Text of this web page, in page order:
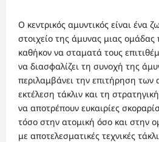
Ο κεντρικός αμυντικός είναι ένα
στοιχείο της άμυνας μιας
καθήκον να σταματά τους
να διασφαλίζει τη συνοχή της
περιλαμβάνει την επιτήρηση των
εκτέλεση τάκλιν και τη
να αποτρέπουν ευκαιρίες
τόσο στην ατομική όσο και στην
με αποτελεσματικές τεχνικές